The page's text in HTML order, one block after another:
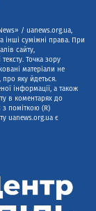
/ uanews.org.ua,
інші суміжні права. При
сайту,
Точка зору
матеріали не
про яку йдеться.
інформації, а також
в коментарях до
з поміткою (R)
uanews.org.ua є